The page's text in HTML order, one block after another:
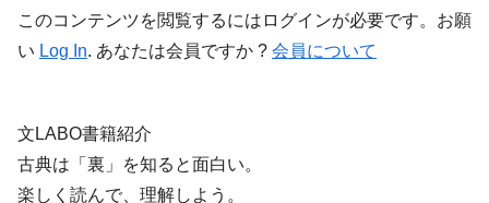
このコンテンツを閲覧するにはログインが必要です。お願
い Log In. あなたは会員ですか ? 会員について
文LABO書籍紹介
古典は「裏」を知ると面白い。
楽しく読んで、理解しよう。